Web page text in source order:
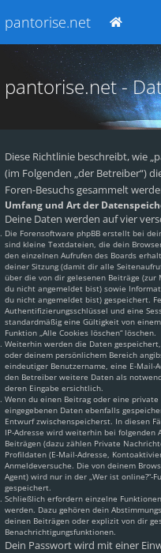
pantorise.net
pantorise.net -
Diese Richtlinie beschreibt, wie
(im Folgenden „der Betreiber“)
Foren-Besuchs gesammelt
Umfang und Art der
Deine Daten werden auf vier
Die Forensoftware phpBB erstellt bei
sind kleine Textdateien, die dein
den einzelnen Aufrufen des Boards
deiner Sitzung (damit dir alle
über die von dir gelesenen Beiträge
du nicht angemeldet bist) sowie
du nicht angemeldet bist) gespeichert.
Authentifizierungsschlüssel und eine
standardmäßig eine Gültigkeit von
Funktion „Alle Cookies löschen“ löschen.
Weiterhin werden die Daten
oder deinem persönlichem Bereich
eindeutiger Benutzername, eine E-Mail-
den Betreiber weitere Daten als
deren Eingabe ersichtlich.
Wenn du einen Beitrag oder eine
eingegebenen Daten ebenfalls
Entwurf zwischenspeicherst. In diesen
IP-Adresse wird weiterhin bei folgenden
Beiträgen (dazu zählen Private
Profildaten (E-Mail-Adresse,
Anmeldeversuche. Die von deinem
Agent) wird nur in der „Wer ist online?“-
gespeichert.
Schließlich erfordern einzelne
werden. Dazu gehören dein
deinen Beiträgen oder explizit von dir
Benachrichtigungsfunktionen.
Dein Passwort wird mit einer